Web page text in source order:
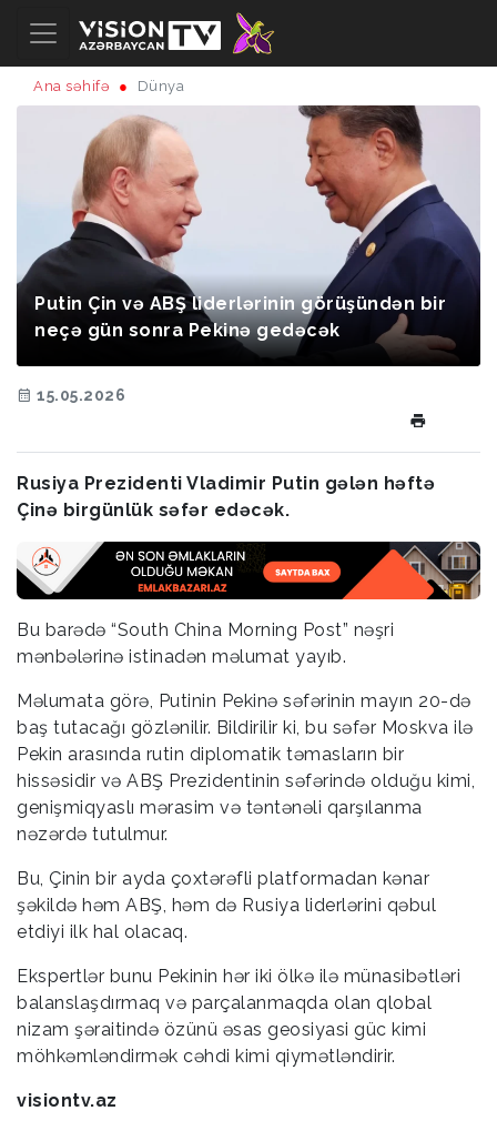
Ana səhifə Dünya
Putin Çin və ABŞ liderlərinin görüşündən bir
neçə gün sonra Pekinə gedəcək
15.05.2026
Rusiya Prezidenti Vladimir Putin gələn həftə
Çinə birgünlük səfər edəcək.
Bu barədə “South China Morning Post” nəşri
mənbələrinə istinadən məlumat yayıb.
Məlumata görə, Putinin Pekinə səfərinin mayın 20-də
baş tutacağı gözlənilir. Bildirilir ki, bu səfər Moskva ilə
Pekin arasında rutin diplomatik təmasların bir
hissəsidir və ABŞ Prezidentinin səfərində olduğu kimi,
genişmiqyaslı mərasim və təntənəli qarşılanma
nəzərdə tutulmur.
Bu, Çinin bir ayda çoxtərəfli platformadan kənar
şəkildə həm ABŞ, həm də Rusiya liderlərini qəbul
etdiyi ilk hal olacaq.
Ekspertlər bunu Pekinin hər iki ölkə ilə münasibətləri
balanslaşdırmaq və parçalanmaqda olan qlobal
nizam şəraitində özünü əsas geosiyasi güc kimi
möhkəmləndirmək cəhdi kimi qiymətləndirir.
visiontv.az